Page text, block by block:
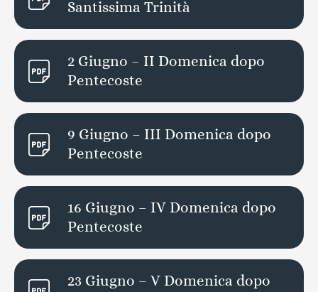
Santissima Trinità
2 Giugno – II Domenica dopo
Pentecoste
9 Giugno – III Domenica dopo
Pentecoste
16 Giugno – IV Domenica dopo
Pentecoste
23 Giugno – V Domenica dopo